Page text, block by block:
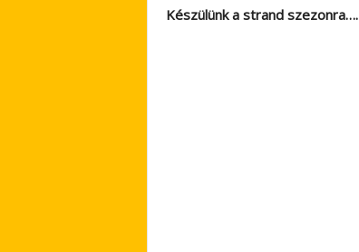
Készülünk a strand szezonra….